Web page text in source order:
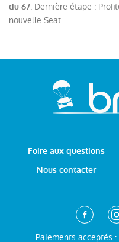
du 67. Dernière étape :
nouvelle Seat.
Foire aux questions
Nous contacter
Paiements acceptés :